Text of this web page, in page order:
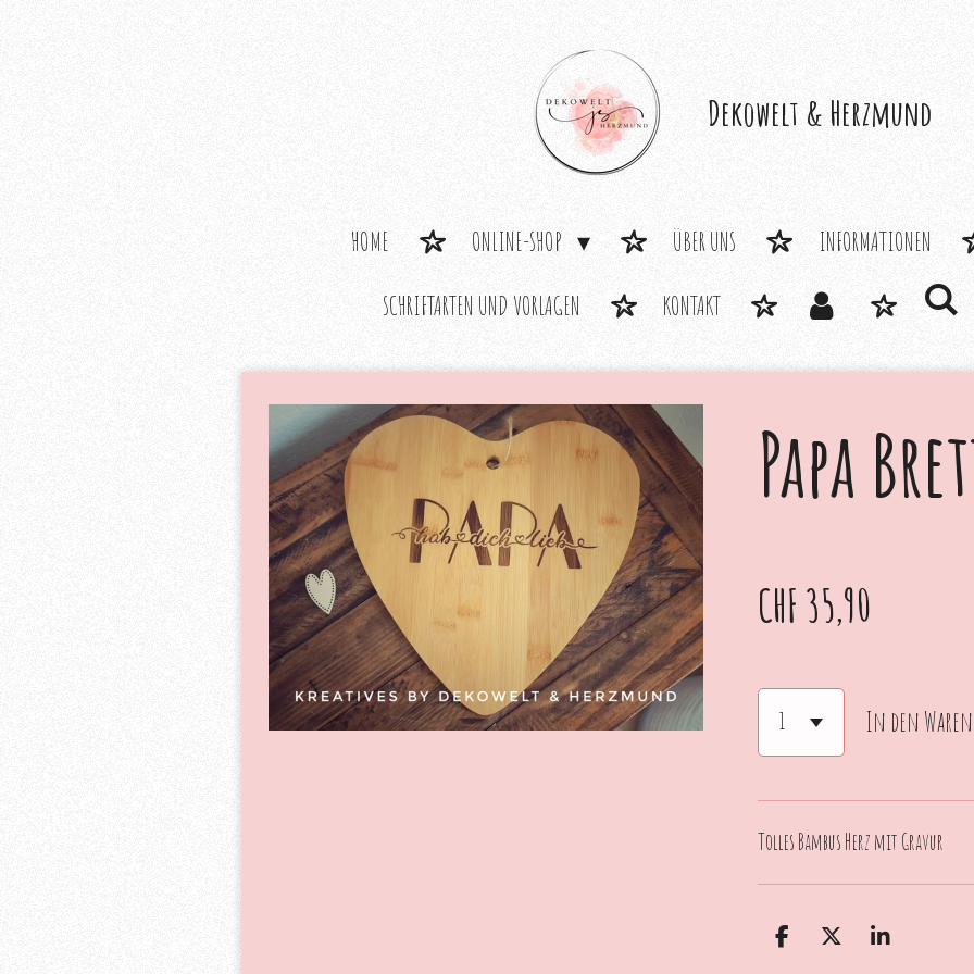
Dekowelt & Herzmund
HOME ONLINE-SHOP ÜBER UNS
INFORMATIONEN
SCHRIFTARTEN UND VORLAGEN
KONTAKT
Papa
CHF 35,90
In den
Tolles Bambus Herz mit Gravur
T
T
T